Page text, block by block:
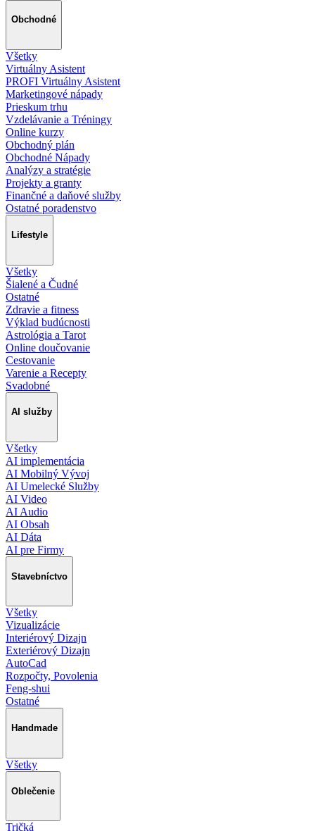
Obchodné
Všetky
Virtuálny Asistent
PROFI Virtuálny Asistent
Marketingové nápady
Prieskum trhu
Vzdelávanie a Tréningy
Online kurzy
Obchodný plán
Obchodné Nápady
Analýzy a stratégie
Projekty a granty
Finančné a daňové služby
Ostatné poradenstvo
Lifestyle
Všetky
Šialené a Čudné
Ostatné
Zdravie a fitness
Výklad budúcnosti
Astrológia a Tarot
Online doučovanie
Cestovanie
Varenie a Recepty
Svadobné
AI služby
Všetky
AI implementácia
AI Mobilný Vývoj
AI Umelecké Služby
AI Video
AI Audio
AI Obsah
AI Dáta
AI pre Firmy
Stavebníctvo
Všetky
Vizualizácie
Interiérový Dizajn
Exteriérový Dizajn
AutoCad
Rozpočty, Povolenia
Feng-shui
Ostatné
Handmade
Všetky
Oblečenie
Tričká